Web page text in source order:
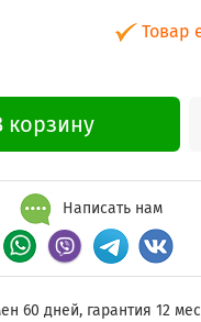
Товар
корзину
Написать нам
60 дней, гарантия 12